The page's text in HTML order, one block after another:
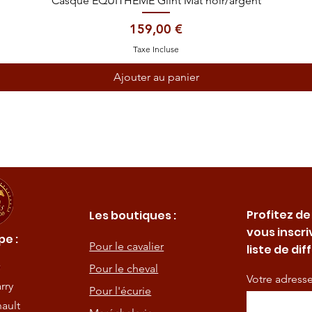
Prix
159,00 €
Taxe Incluse
Ajouter au panier
:
Les boutiques :
Pour le cavalier
Pour le cheval
Pour l'écurie
Profitez
vous
liste de
Votre